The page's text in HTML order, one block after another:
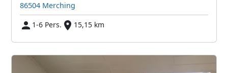
86504 Merching
1-6 Pers.
15,15 km